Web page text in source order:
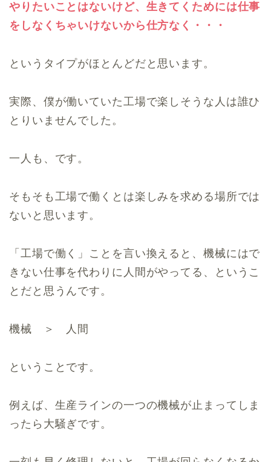
やりたいことはないけど、生きてくためには仕事
をしなくちゃいけないから仕方なく・・・
というタイプがほとんどだと思います。
実際、僕が働いていた工場で楽しそうな人は誰ひ
とりいませんでした。
一人も、です。
そもそも工場で働くとは楽しみを求める場所では
ないと思います。
「工場で働く」ことを言い換えると、機械にはで
きない仕事を代わりに人間がやってる、というこ
とだと思うんです。
機械 ＞ 人間
ということです。
例えば、生産ラインの一つの機械が止まってしま
ったら大騒ぎです。